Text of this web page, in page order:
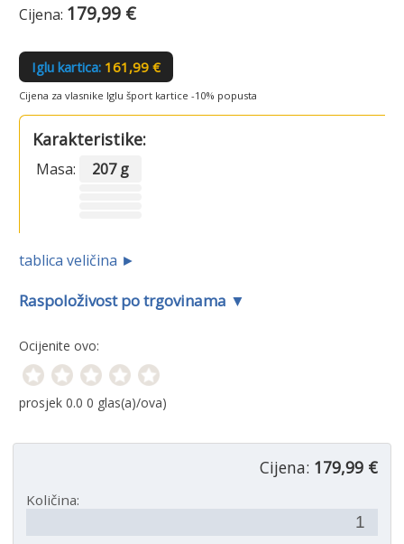
Cijena: 179,99 €
Iglu kartica: 161,99 €
Cijena za vlasnike Iglu šport kartice -10% popusta
Karakteristike:
Masa: 207 g
tablica veličina ►
Raspoloživost po trgovinama ▼
Ocijenite ovo:
prosjek 0.0 0 glas(a)/ova)
Cijena: 179,99 €
Količina: